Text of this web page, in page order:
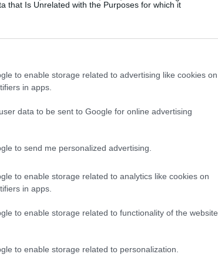
that Is Unrelated with the Purposes for which it
to enable storage related to advertising like cookies on
in apps.
data to be sent to Google for online advertising
to send me personalized advertising.
to enable storage related to analytics like cookies on
in apps.
to enable storage related to functionality of the website
to enable storage related to personalization.
sul fatto che il patrimonio